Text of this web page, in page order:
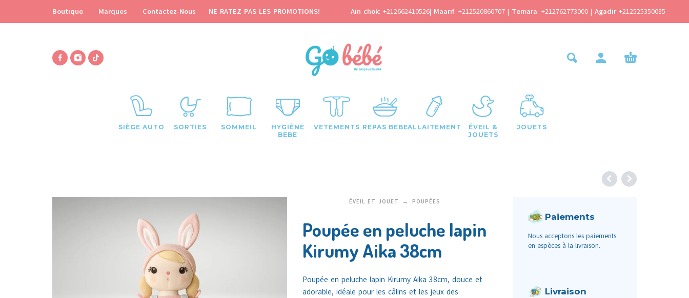
Boutique Marques Contactez-Nous NE RATEZ PAS LES PROMOTIONS! Ain chok: +212662410526| Maarif: +212520860707 | Temara: +212762773000 | Agadir +212525350035
SIÈGE AUTO SORTIES SOMMEIL
HYGIÈNE
BEBE
VETEMENTS REPAS BEBEALLAITEMENT
ÉVEIL &
JOUETS
JOUETS
ÉVEIL ET JOUET POUPÉES
Poupée en peluche lapin
Kirumy Aika 38cm
Poupée en peluche lapin Kirumy Aika 38cm, douce et
adorable, idéale pour les câlins et les jeux des
Paiements
Nous acceptons les paiements
en espèces à la livraison.
Livraison